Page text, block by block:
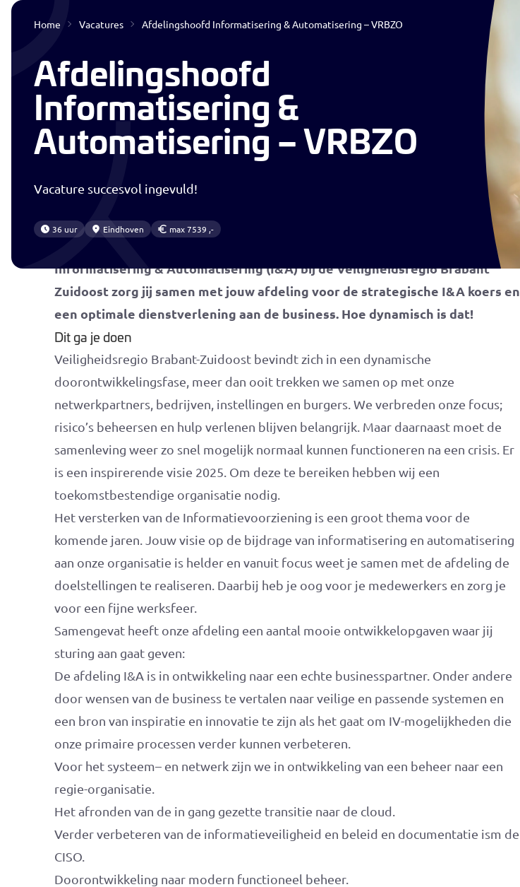
Interim & Detacheren Werving & Selectie Recruitment
Home Vacatures Afdelingshoofd Informatisering & Automatisering – VRBZO
Afdelingshoofd
Informatisering &
Automatisering – VRBZO
Vacature succesvol ingevuld!
36 uur Eindhoven max 7539 ,-
Bijdragen aan tijdige en betrouwbare informatievoorziening en een feilloze
Informatisering & Automatisering (I&A) bij de Veiligheidsregio Brabant
Zuidoost zorg jij samen met jouw afdeling voor de strategische I&A koers en
een optimale dienstverlening aan de business. Hoe dynamisch is dat!
Dit ga je doen
Veiligheidsregio Brabant-Zuidoost bevindt zich in een dynamische
doorontwikkelingsfase, meer dan ooit trekken we samen op met onze
netwerkpartners, bedrijven, instellingen en burgers. We verbreden onze focus;
risico’s beheersen en hulp verlenen blijven belangrijk. Maar daarnaast moet de
samenleving weer zo snel mogelijk normaal kunnen functioneren na een crisis. Er
is een inspirerende visie 2025. Om deze te bereiken hebben wij een
toekomstbestendige organisatie nodig.
Het versterken van de Informatievoorziening is een groot thema voor de
komende jaren. Jouw visie op de bijdrage van informatisering en automatisering
aan onze organisatie is helder en vanuit focus weet je samen met de afdeling de
doelstellingen te realiseren. Daarbij heb je oog voor je medewerkers en zorg je
voor een fijne werksfeer.
Samengevat heeft onze afdeling een aantal mooie ontwikkelopgaven waar jij
sturing aan gaat geven:
De afdeling I&A is in ontwikkeling naar een echte businesspartner. Onder andere
door wensen van de business te vertalen naar veilige en passende systemen en
een bron van inspiratie en innovatie te zijn als het gaat om IV-mogelijkheden die
onze primaire processen verder kunnen verbeteren.
Voor het systeem– en netwerk zijn we in ontwikkeling van een beheer naar een
regie-organisatie.
Het afronden van de in gang gezette transitie naar de cloud.
Verder verbeteren van de informatieveiligheid en beleid en documentatie ism de
CISO.
Doorontwikkeling naar modern functioneel beheer.